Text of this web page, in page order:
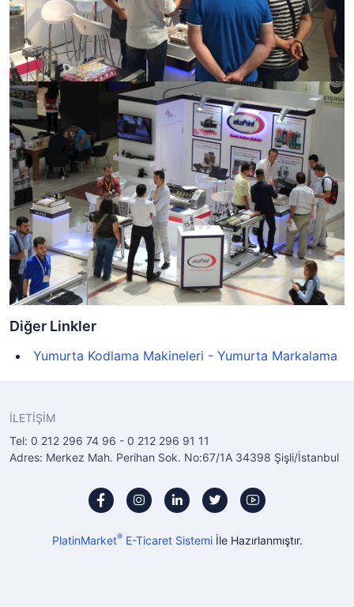
Diğer Linkler
Yumurta Kodlama Makineleri - Yumurta Markalama
İLETİŞİM
Tel: 0 212 296 74 96 - 0 212 296 91 11
Adres: Merkez Mah. Perihan Sok. No:67/1A 34398 Şişli/İstanbul
PlatinMarket®E-Ticaret Sistemiİle Hazırlanmıştır.